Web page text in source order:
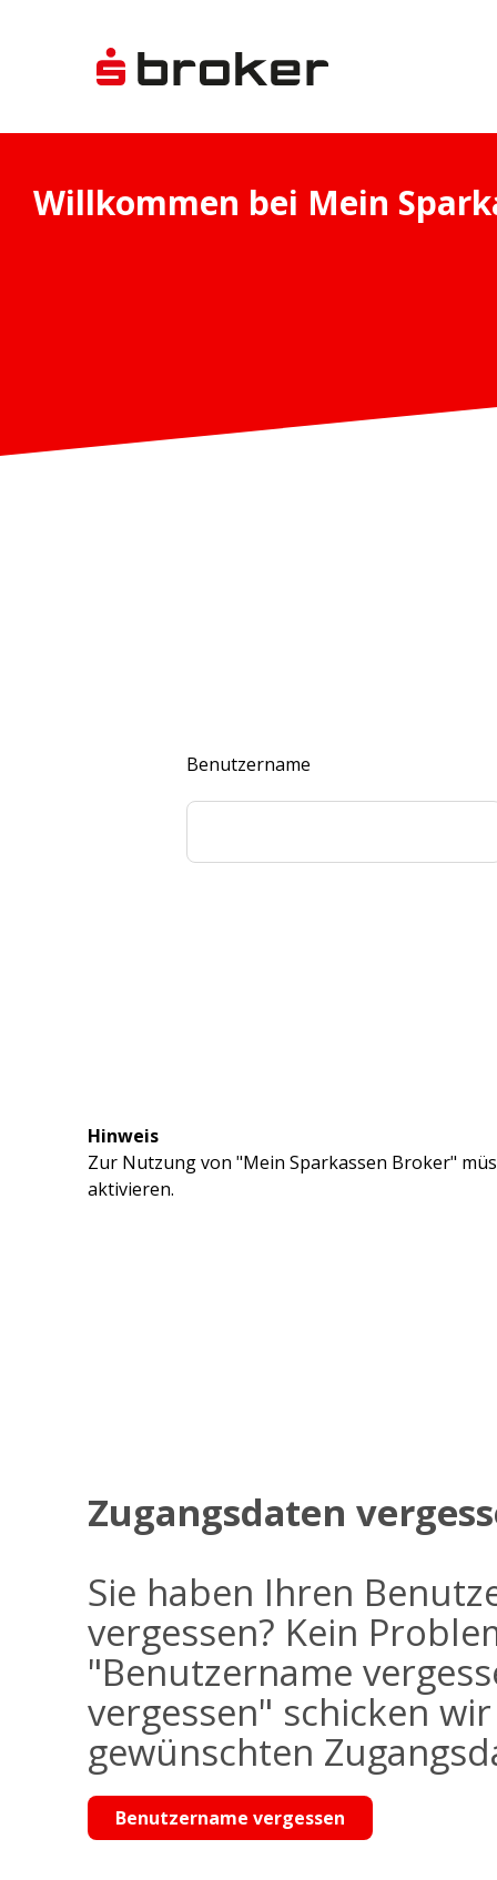
Benutzername
Hinweis
Zur Nutzung von "Mein Sparkassen Broker"
aktivieren.
Zugangsdaten
Sie haben Ihren
vergessen? Kein
"Benutzername
vergessen" schicken
gewünschten
Benutzername vergessen